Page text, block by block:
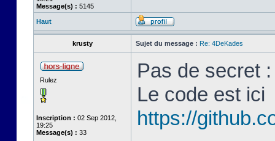
Message(s) : 5145
Haut
krusty Sujet du message : Re: 4DeKades
Rulez
Inscription : 02 Sep 2012,
19:25
Message(s) : 33
Pas de secret
Le code est ici
https://